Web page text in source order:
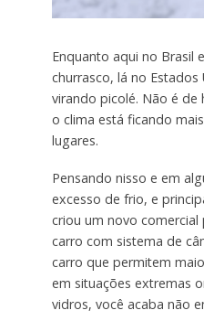
Enquanto aqui no Brasil
churrasco, lá no
virando picolé. Não é
o clima está ficando
lugares.
Pensando nisso e em
excesso de frio, e
criou um novo comercial
carro com sistema de
carro que permitem
em situações extremas
vidros, você acaba não